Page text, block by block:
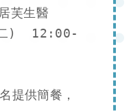
芙生醫
二)  12:00-
提供簡餐，